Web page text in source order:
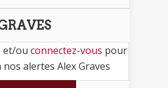
et/ou connectez-vous pour
alertes Alex Graves